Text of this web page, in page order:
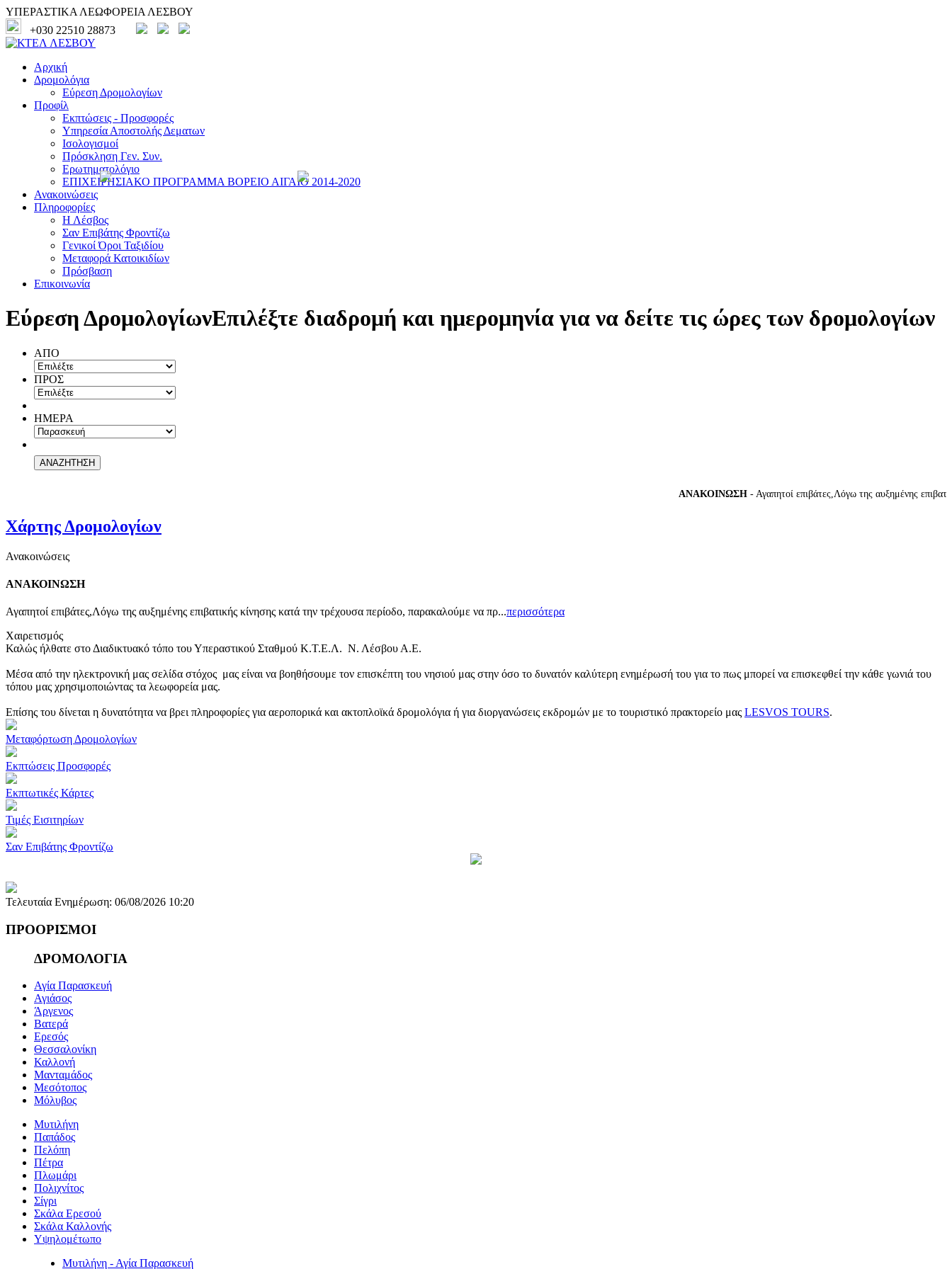
ΥΠΕΡΑΣΤΙΚΑ ΛΕΩΦΟΡΕΙΑ ΛΕΣΒΟΥ
+030 22510 28873
Αρχική
Δρομολόγια
Εύρεση Δρομολογίων
Προφίλ
Εκπτώσεις - Προσφορές
Υπηρεσία Αποστολής Δεματων
Ισολογισμοί
Πρόσκληση Γεν. Συν.
Ερωτηματολόγιο
ΕΠΙΧΕΙΡΗΣΙΑΚΟ ΠΡΟΓΡΑΜΜΑ ΒΟΡΕΙΟ ΑΙΓΑΙΟ 2014-2020
Ανακοινώσεις
Πληροφορίες
Η Λέσβος
Σαν Επιβάτης Φροντίζω
Γενικοί Όροι Ταξιδίου
Μεταφορά Κατοικιδίων
Πρόσβαση
Επικοινωνία
Εύρεση ΔρομολογίωνΕπιλέξτε διαδρομή και ημερομηνία για να δείτε τις ώρες των δρομολογίων
ΑΠΟ
ΠΡΟΣ
ΗΜΕΡΑ
ΑΝΑΚΟΙΝΩΣΗ- Αγαπητοί επιβάτες,Λόγω της αυξημένης
Χάρτης Δρομολογίων
Ανακοινώσεις
ΑΝΑΚΟΙΝΩΣΗ
Αγαπητοί επιβάτες,Λόγω της αυξημένης επιβατικής κίνησης κατά την τρέχουσα περίοδο, παρακαλούμε να πρ...περισσότερα
Χαιρετισμός
Καλώς ήλθατε στο Διαδικτυακό τόπο του Υπεραστικού Σταθμού Κ.Τ.Ε.Λ. Ν. Λέσβου Α.Ε.
Μέσα από την ηλεκτρονική μας σελίδα στόχος μας είναι να βοηθήσουμε τον επισκέπτη του νησιού μας στην όσο το δυνατόν καλύτερη ενημέρωσή του για το πως μπορεί να επισκεφθεί την κάθε γωνιά του
τόπου μας χρησιμοποιώντας τα λεωφορεία μας.
Επίσης του δίνεται η δυνατότητα να βρει πληροφορίες για αεροπορικά και ακτοπλοϊκά δρομολόγια ή για διοργανώσεις εκδρομών με το τουριστικό πρακτορείο μας LESVOS TOURS.
Μεταφόρτωση Δρομολογίων
Εκπτώσεις Προσφορές
Εκπτωτικές Κάρτες
Τιμές Εισιτηρίων
Σαν Επιβάτης Φροντίζω
Τελευταία Ενημέρωση: 06/08/2026 10:20
ΠΡΟΟΡΙΣΜΟΙ
ΔΡΟΜΟΛΟΓΙΑ
Αγία Παρασκευή
Αγιάσος
Άργενος
Βατερά
Ερεσός
Θεσσαλονίκη
Καλλονή
Μανταμάδος
Μεσότοπος
Μόλυβος
Μυτιλήνη
Παπάδος
Πελόπη
Πέτρα
Πλωμάρι
Πολιχνίτος
Σίγρι
Σκάλα Ερεσού
Σκάλα Καλλονής
Υψηλομέτωπο
Μυτιλήνη - Αγία Παρασκευή